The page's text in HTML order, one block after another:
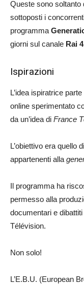
Queste sono soltanto
sottoposti i
programma
giorni sul canale Rai
Ispirazioni
L’idea ispiratrice parte
online sperimentato
da un’idea di France
L’obiettivo era quello
appartenenti alla
Il programma ha
permesso alla
documentari e
Télévision.
Non solo!
L’E.B.U. (European